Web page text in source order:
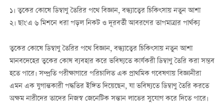
১। ত্বকের কোষে ডিম্বাণু তৈরির পথে বিজ্ঞান, বন্ধ্যাত্বের চিকিৎসায় নতুন আশা
২। ছাং'এ ৬ মিশনে ধরা পড়ল নিকট ও দূরবর্তী আবরণের তাপমাত্রার পার্থক্য
ত্বকের কোষে ডিম্বাণু তৈরির পথে বিজ্ঞান, বন্ধ্যাত্বের চিকিৎসায় নতুন আশা
মানবদেহের ত্বকের কোষ ব্যবহার করে ভবিষ্যতে কার্যকরী ডিম্বাণু তৈরি করা সম্ভব
হতে পারে। সম্প্রতি পরীক্ষাগারে পরিচালিত এক প্রাথমিক গবেষণায় বিজ্ঞানীরা
এমন এক যুগান্তকারী পদ্ধতির ইঙ্গিত দিয়েছেন, যা ভবিষ্যতে ডিম্বাণু তৈরি করতে
অক্ষম নারীদের তাদের নিজস্ব জেনেটিক সন্তান লাভের সুযোগ করে দিতে পারে।